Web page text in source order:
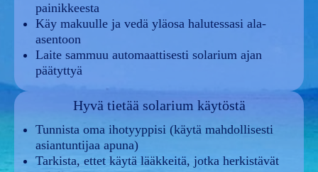
painikkeesta
Käy makuulle ja vedä yläosa halutessasi ala-
asentoon
Laite sammuu automaattisesti solarium ajan
päätyttyä
Hyvä tietää solarium käytöstä
Tunnista oma ihotyyppisi (käytä mahdollisesti
asiantuntijaa apuna)
Tarkista, ettet käytä lääkkeitä, jotka herkistävät